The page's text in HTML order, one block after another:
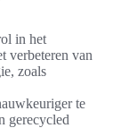
in het
verbeteren van
zoals
te
gerecycled